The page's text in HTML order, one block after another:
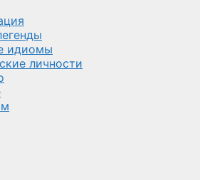
идиомы
личности